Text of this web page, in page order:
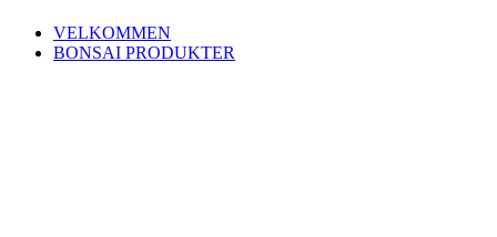
VELKOMMEN
BONSAI PRODUKTER